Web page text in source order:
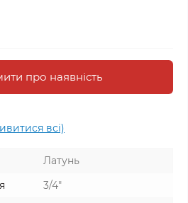
про наявність
всі)
Латунь
3/4"